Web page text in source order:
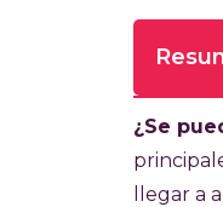
En
¿Se
llegar a